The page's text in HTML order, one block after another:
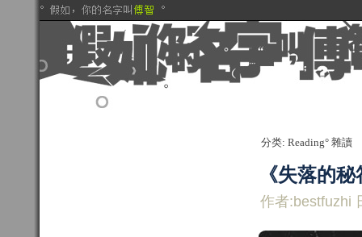
分类: Reading° 雜讀
《失落的
作者:bestfuzhi